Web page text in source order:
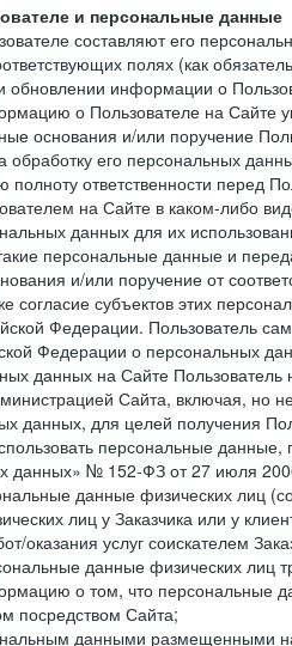
и персональные данные
составляют его
полях (как
обновлении информации о
о Пользователе на Сайте
основания и/или поручение
обработку его персональных
полноту ответственности перед
на Сайте в каком-либо
данных для их
персональные данные и
и/или поручение от
согласие субъектов этих
Федерации. Пользователь
Федерации о персональных
данных на Сайте Пользователь
Сайта, включая, но
данных, для целей получения
персональные
данных» № 152-ФЗ от 27 июля
данные физических лиц
лиц у Заказчика или у
оказания услуг соискателем
данные физических лиц
о том, что персональные
посредством Сайта;
данными размещенными